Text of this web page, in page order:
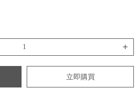
+
立即購買